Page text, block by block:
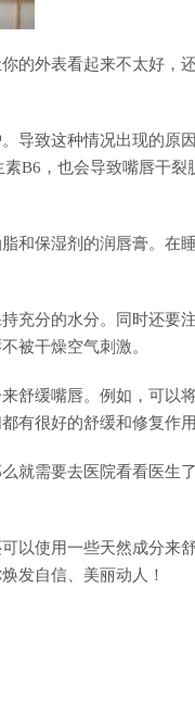
的外表看起来不太好，
导致这种情况出现的原
B6，也会导致嘴唇干裂
和保湿剂的润唇膏。在
充分的水分。同时还要
被干燥空气刺激。
舒缓嘴唇。例如，可以
有很好的舒缓和修复作用
就需要去医院看看医生了
以使用一些天然成分来
发自信、美丽动人！